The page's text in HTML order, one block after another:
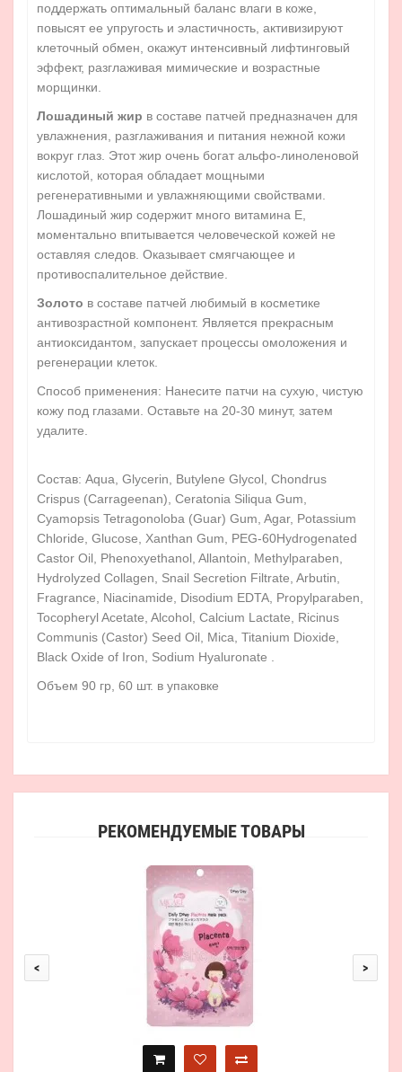
поддержать оптимальный баланс влаги в коже,
повысят ее упругость и эластичность, активизируют
клеточный обмен, окажут интенсивный лифтинговый
эффект, разглаживая мимические и возрастные
морщинки.
Лошадиный жир в составе патчей предназначен для
увлажнения, разглаживания и питания нежной кожи
вокруг глаз. Этот жир очень богат альфо-линоленовой
кислотой, которая обладает мощными
регенеративными и увлажняющими свойствами.
Лошадиный жир содержит много витамина Е,
моментально впитывается человеческой кожей не
оставляя следов. Оказывает смягчающее и
противоспалительное действие.
Золото в составе патчей любимый в косметике
антивозрастной компонент. Является прекрасным
антиоксидантом, запускает процессы омоложения и
регенерации клеток.
Способ применения: Нанесите патчи на сухую, чистую
кожу под глазами. Оставьте на 20-30 минут, затем
удалите.
Состав: Aqua, Glycerin, Butylene Glycol, Chondrus
Crispus (Carrageenan), Ceratonia Siliqua Gum,
Cyamopsis Tetragonoloba (Guar) Gum, Agar, Potassium
Chloride, Glucose, Xanthan Gum, PEG-60Hydrogenated
Castor Oil, Phenoxyethanol, Allantoin, Methylparaben,
Hydrolyzed Collagen, Snail Secretion Filtrate, Arbutin,
Fragrance, Niacinamide, Disodium EDTA, Propylparaben,
Tocopheryl Acetate, Alcohol, Calcium Lactate, Ricinus
Communis (Castor) Seed Oil, Mica, Titanium Dioxide,
Black Oxide of Iron, Sodium Hyaluronate .
Объем 90 гр, 60 шт. в упаковке
РЕКОМЕНДУЕМЫЕ ТОВАРЫ
< >